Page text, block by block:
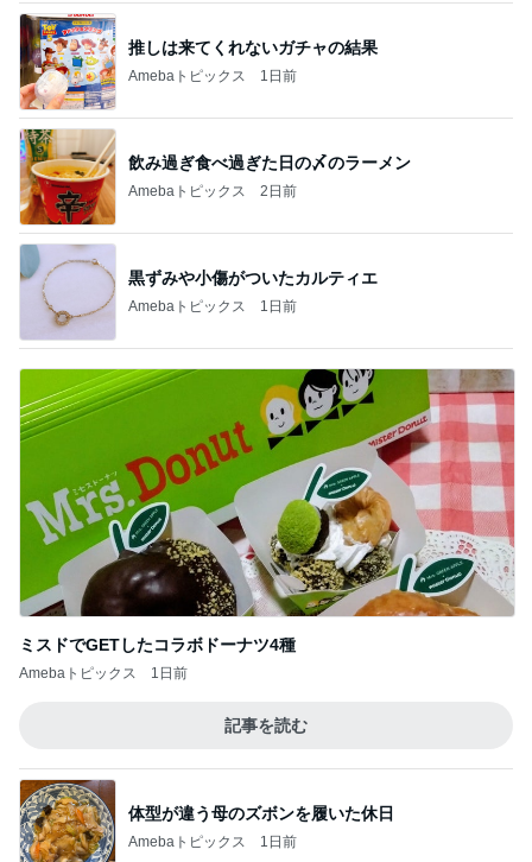
推しは来てくれないガチャの結果
Amebaトピックス 1日前
飲み過ぎ食べ過ぎた日の〆のラーメン
Amebaトピックス 2日前
黒ずみや小傷がついたカルティエ
Amebaトピックス 1日前
ミスドでGETしたコラボドーナツ4種
Amebaトピックス 1日前
記事を読む
体型が違う母のズボンを履いた休日
Amebaトピックス 1日前